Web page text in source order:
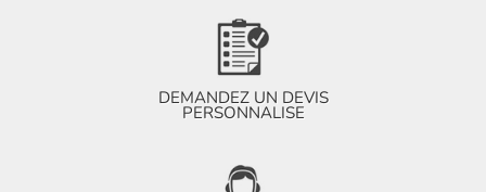
DEMANDEZ UN DEVIS
PERSONNALISE